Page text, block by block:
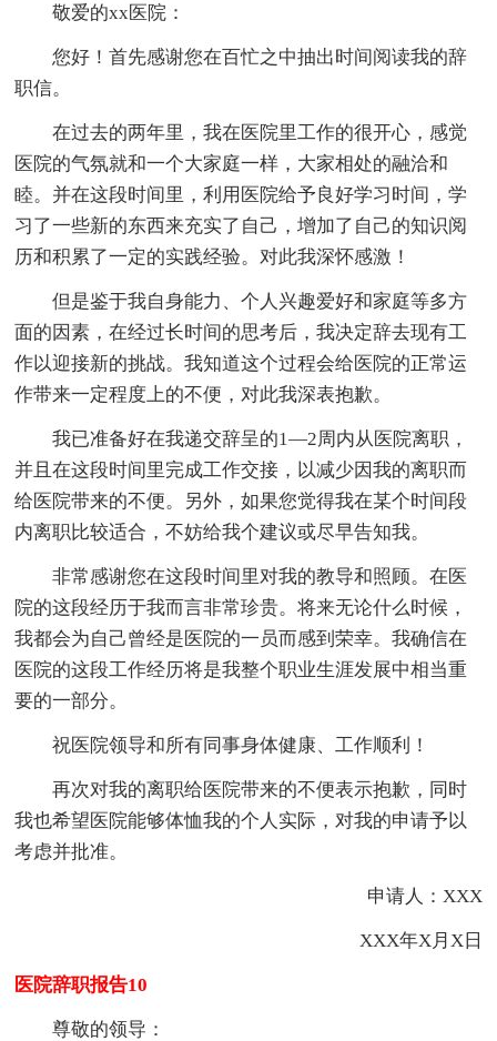
敬爱的xx医院：
您好！首先感谢您在百忙之中抽出时间阅读我的辞
职信。
在过去的两年里，我在医院里工作的很开心，感觉
医院的气氛就和一个大家庭一样，大家相处的融洽和
睦。并在这段时间里，利用医院给予良好学习时间，学
习了一些新的东西来充实了自己，增加了自己的知识阅
历和积累了一定的实践经验。对此我深怀感激！
但是鉴于我自身能力、个人兴趣爱好和家庭等多方
面的因素，在经过长时间的思考后，我决定辞去现有工
作以迎接新的挑战。我知道这个过程会给医院的正常运
作带来一定程度上的不便，对此我深表抱歉。
我已准备好在我递交辞呈的1—2周内从医院离职，
并且在这段时间里完成工作交接，以减少因我的离职而
给医院带来的不便。另外，如果您觉得我在某个时间段
内离职比较适合，不妨给我个建议或尽早告知我。
非常感谢您在这段时间里对我的教导和照顾。在医
院的这段经历于我而言非常珍贵。将来无论什么时候，
我都会为自己曾经是医院的一员而感到荣幸。我确信在
医院的这段工作经历将是我整个职业生涯发展中相当重
要的一部分。
祝医院领导和所有同事身体健康、工作顺利！
再次对我的离职给医院带来的不便表示抱歉，同时
我也希望医院能够体恤我的个人实际，对我的申请予以
考虑并批准。
申请人：XXX
XXX年X月X日
医院辞职报告10
尊敬的领导：